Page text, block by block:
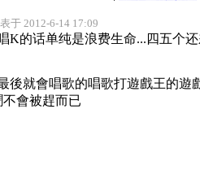
于 2012-6-14 17:09
K的话单纯是浪费生命...四五个
後就會唱歌的唱歌打遊戲王的遊
會被趕而已